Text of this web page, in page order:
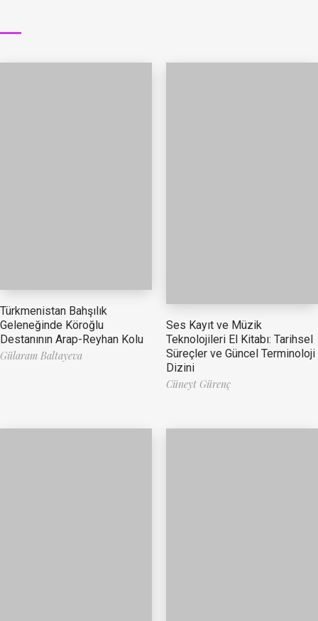
Türkmenistan Bahşılık
Geleneğinde Köroğlu
Destanının Arap-Reyhan Kolu
Gülaram Baltayeva
Ses Kayıt ve Müzik
Teknolojileri El Kitabı: Tarihsel
Süreçler ve Güncel Terminoloji
Dizini
Cüneyt Gürenç